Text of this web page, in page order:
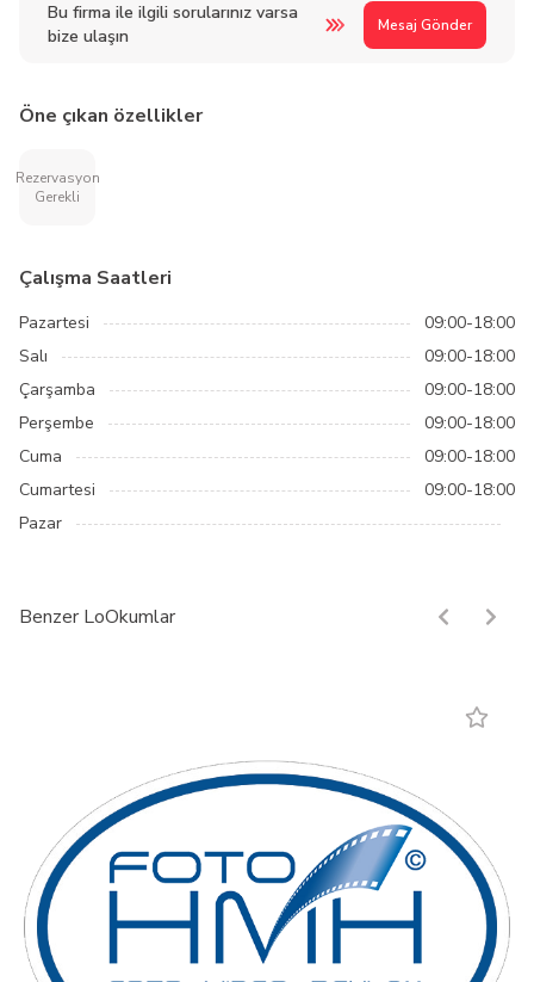
Bu firma ile ilgili sorularınız varsa
bize ulaşın
Mesaj Gönder
Öne çıkan özellikler
Rezervasyon
Gerekli
Çalışma Saatleri
Pazartesi
09:00-18:00
Salı
09:00-18:00
Çarşamba
09:00-18:00
Perşembe
09:00-18:00
Cuma
09:00-18:00
Cumartesi
09:00-18:00
Pazar
Benzer LoOkumlar